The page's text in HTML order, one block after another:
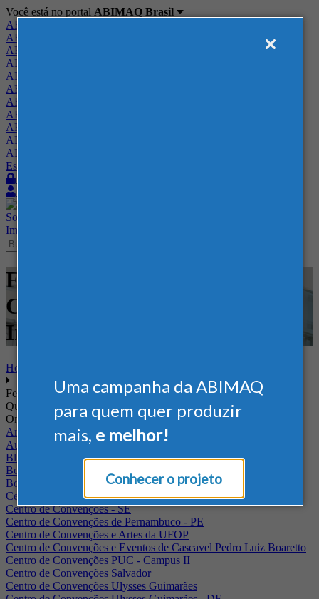
Uma campanha da ABIMAQ
para quem quer produzir
mais, e melhor!
Conhecer o projeto
Você está no portal ABIMAQ Brasil
ABIMAQ Brasil
ABIMAQ Minas Gerais
ABIMAQ Norte-Nordeste
ABIMAQ Paraná
ABIMAQ Piracicaba
ABIMAQ Ribeirão Preto
ABIMAQ Rio de Janeiro
ABIMAQ Rio Grande do Sul
ABIMAQ Santa Catarina
ABIMAQ São Paulo
ABIMAQ Vale do Paraíba
Escritório de Relações Governamentais
Sobre
Imprensa
Feiras - Georgia World
Congress Center - Feira
Internacional - Defesa
Home
Feiras
Quando
Onde
Arena Jaguariuna
Auditório Albano Franco - FIEPA
Blumenau - SC
BolognaFiere
Boulevard Olimpico - RJ
Centro Internacional de Convenções do Brasil, em Brasília
Centro de Convenções - SE
Centro de Convenções de Pernambuco - PE
Centro de Convenções e Artes da UFOP
Centro de Convenções e Eventos de Cascavel Pedro Luiz Boaretto
Centro de Convenções PUC - Campus II
Centro de Convenções Salvador
Centro de Convenções Ulysses Guimarães